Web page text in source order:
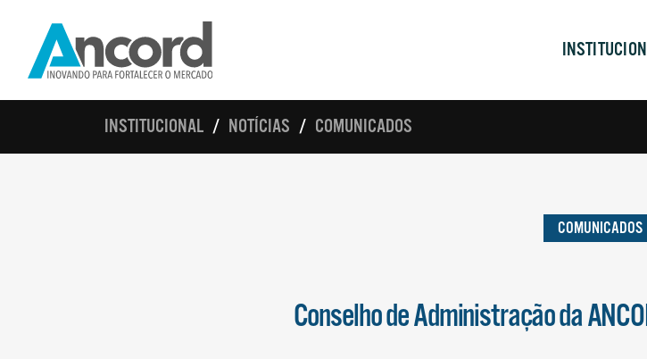
INSTITUCIONAL NOTÍCIAS COMUNICADOS
COMUNICADOS
Conselho de Administração da